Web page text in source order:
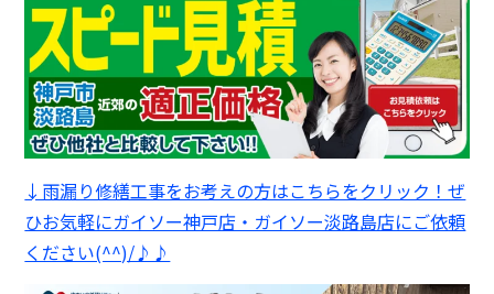
↓雨漏り修繕工事をお考えの方はこちらをクリック！ぜ
ひお気軽にガイソー神戸店・ガイソー淡路島店にご依頼
ください(^^)/♪♪